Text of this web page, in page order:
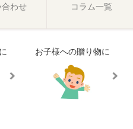
わせ コラム一覧
お子様への贈り物に